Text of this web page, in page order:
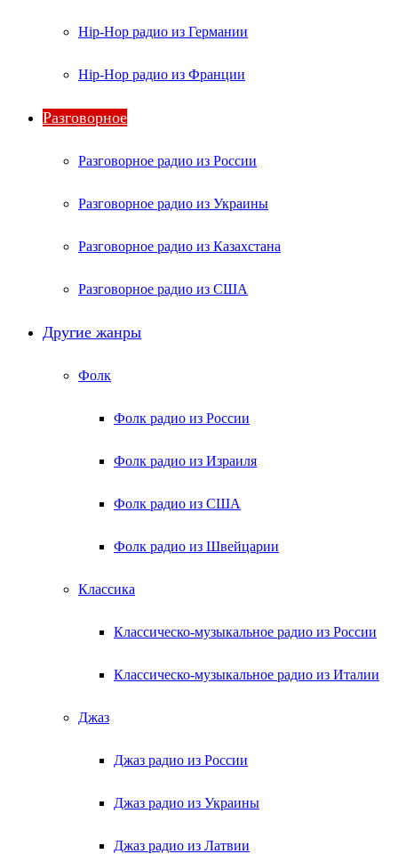
Hip-Hop радио из Германии
Hip-Hop радио из Франции
Разговорное
Разговорное радио из России
Разговорное радио из Украины
Разговорное радио из Казахстана
Разговорное радио из США
Другие жанры
Фолк
Фолк радио из России
Фолк радио из Израиля
Фолк радио из США
Фолк радио из Швейцарии
Классика
Классическо-музыкальное радио из России
Классическо-музыкальное радио из Италии
Джаз
Джаз радио из России
Джаз радио из Украины
Джаз радио из Латвии